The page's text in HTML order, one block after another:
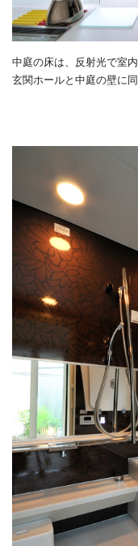
中庭の床は、反射光で室
玄関ホールと中庭の壁に